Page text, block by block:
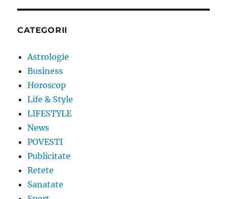
CATEGORII
Astrologie
Business
Horoscop
Life & Style
LIFESTYLE
News
POVESTI
Publicitate
Retete
Sanatate